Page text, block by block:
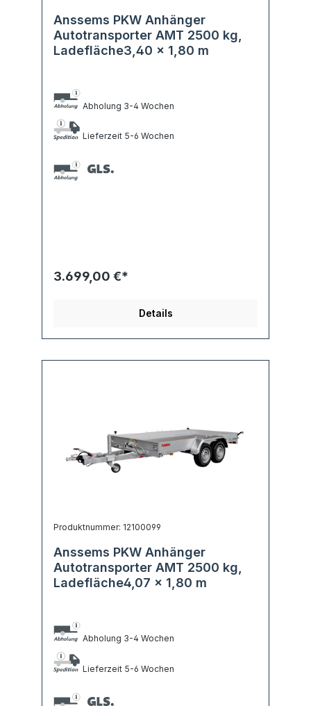
Anssems PKW Anhänger
Autotransporter AMT 2500 kg,
Ladefläche3,40 x 1,80 m
Abholung 3-4 Wochen
Lieferzeit 5-6 Wochen
3.699,00 €*
Details
Produktnummer: 12100099
Anssems PKW Anhänger
Autotransporter AMT 2500 kg,
Ladefläche4,07 x 1,80 m
Abholung 3-4 Wochen
Lieferzeit 5-6 Wochen